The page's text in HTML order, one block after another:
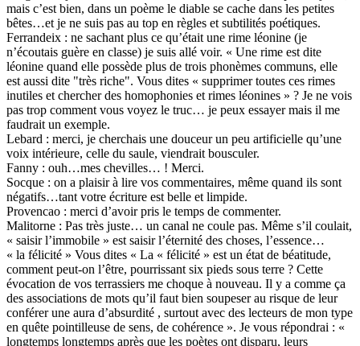
mais c’est bien, dans un poème le diable se cache dans les petites
bêtes…et je ne suis pas au top en règles et subtilités poétiques.
Ferrandeix : ne sachant plus ce qu’était une rime léonine (je
n’écoutais guère en classe) je suis allé voir. « Une rime est dite
léonine quand elle possède plus de trois phonèmes communs, elle
est aussi dite "très riche". Vous dites « supprimer toutes ces rimes
inutiles et chercher des homophonies et rimes léonines » ? Je ne vois
pas trop comment vous voyez le truc… je peux essayer mais il me
faudrait un exemple.
Lebard : merci, je cherchais une douceur un peu artificielle qu’une
voix intérieure, celle du saule, viendrait bousculer.
Fanny : ouh…mes chevilles… ! Merci.
Socque : on a plaisir à lire vos commentaires, même quand ils sont
négatifs…tant votre écriture est belle et limpide.
Provencao : merci d’avoir pris le temps de commenter.
Malitorne : Pas très juste… un canal ne coule pas. Même s’il coulait,
« saisir l’immobile » est saisir l’éternité des choses, l’essence…
« la félicité » Vous dites « La « félicité » est un état de béatitude,
comment peut-on l’être, pourrissant six pieds sous terre ? Cette
évocation de vos terrassiers me choque à nouveau. Il y a comme ça
des associations de mots qu’il faut bien soupeser au risque de leur
conférer une aura d’absurdité , surtout avec des lecteurs de mon type
en quête pointilleuse de sens, de cohérence ». Je vous répondrai : «
longtemps longtemps après que les poètes ont disparu, leurs